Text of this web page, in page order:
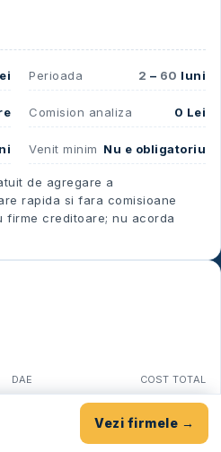
Perioada 2 – 60 luni
Comision analiza 0 Lei
Venit minim Nu e obligatoriu
de agregare a
rapida si fara comisioane
firme creditoare; nu acorda
DAE COST TOTAL
—
Vezi firmele →